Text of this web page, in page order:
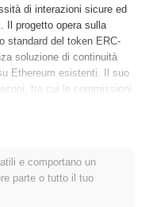
di interazioni sicure ed
Il progetto opera sulla
standard del token ERC-
soluzione di continuità
Ethereum esistenti. Il suo
tra cui le commissioni
soluzioni legate all'IA
IA con le capacità della
pionieristica nel
decentralizzate.
funzionalità e
e comportano un
parte o tutto il tuo